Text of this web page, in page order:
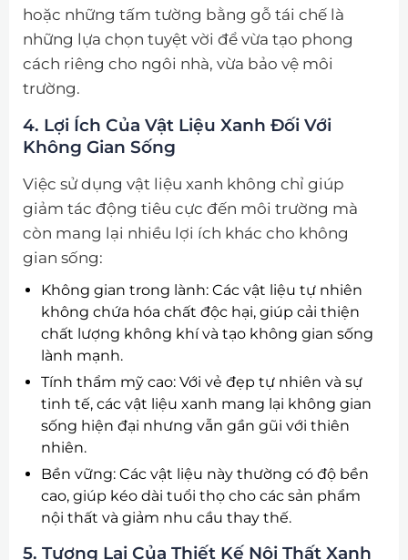
hoặc những tấm tường bằng gỗ tái chế là
những lựa chọn tuyệt vời để vừa tạo phong
cách riêng cho ngôi nhà, vừa bảo vệ môi
trường.
4. Lợi Ích Của Vật Liệu Xanh Đối Với
Không Gian Sống
Việc sử dụng vật liệu xanh không chỉ giúp
giảm tác động tiêu cực đến môi trường mà
còn mang lại nhiều lợi ích khác cho không
gian sống:
Không gian trong lành: Các vật liệu tự nhiên
không chứa hóa chất độc hại, giúp cải thiện
chất lượng không khí và tạo không gian sống
lành mạnh.
Tính thẩm mỹ cao: Với vẻ đẹp tự nhiên và sự
tinh tế, các vật liệu xanh mang lại không gian
sống hiện đại nhưng vẫn gần gũi với thiên
nhiên.
Bền vững: Các vật liệu này thường có độ bền
cao, giúp kéo dài tuổi thọ cho các sản phẩm
nội thất và giảm nhu cầu thay thế.
5. Tương Lai Của Thiết Kế Nội Thất Xanh